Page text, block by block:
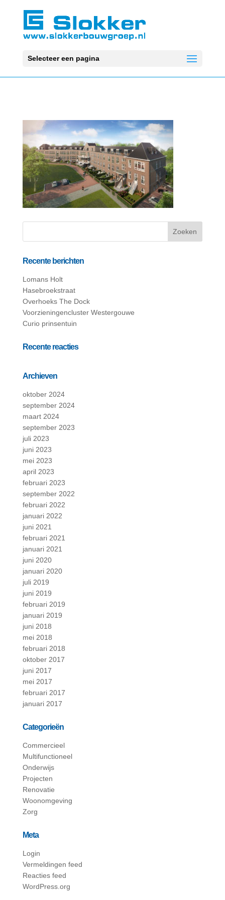
Selecteer een pagina
Recente berichten
Lomans Holt
Hasebroekstraat
Overhoeks The Dock
Voorzieningencluster Westergouwe
Curio prinsentuin
Recente reacties
Archieven
oktober 2024
september 2024
maart 2024
september 2023
juli 2023
juni 2023
mei 2023
april 2023
februari 2023
september 2022
februari 2022
januari 2022
juni 2021
februari 2021
januari 2021
juni 2020
januari 2020
juli 2019
juni 2019
februari 2019
januari 2019
juni 2018
mei 2018
februari 2018
oktober 2017
juni 2017
mei 2017
februari 2017
januari 2017
Categorieën
Commercieel
Multifunctioneel
Onderwijs
Projecten
Renovatie
Woonomgeving
Zorg
Meta
Login
Vermeldingen feed
Reacties feed
WordPress.org